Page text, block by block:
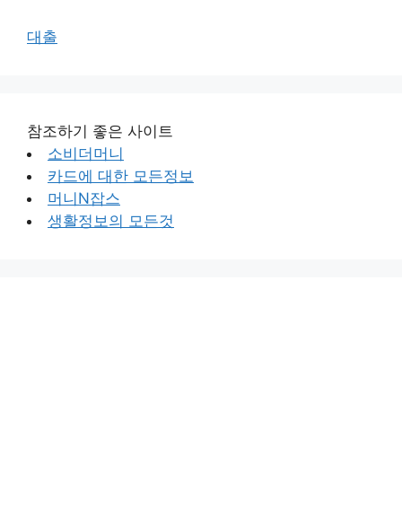
대출
참조하기 좋은 사이트
소비더머니
카드에 대한 모든정보
머니N잡스
생활정보의 모든것